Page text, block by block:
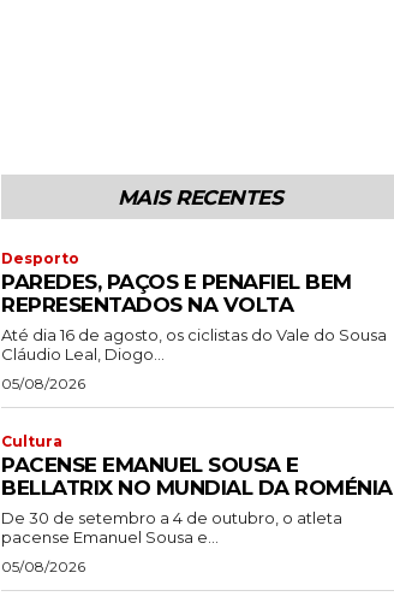
MAIS RECENTES
Desporto
PAREDES, PAÇOS E PENAFIEL BEM
REPRESENTADOS NA VOLTA
Até dia 16 de agosto, os ciclistas do Vale do Sousa
Cláudio Leal, Diogo...
05/08/2026
Cultura
PACENSE EMANUEL SOUSA E
BELLATRIX NO MUNDIAL DA ROMÉNIA
De 30 de setembro a 4 de outubro, o atleta
pacense Emanuel Sousa e...
05/08/2026